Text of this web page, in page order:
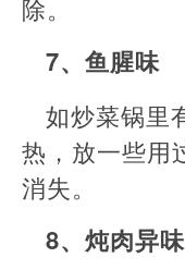
除。
7、鱼腥味
如炒菜锅里
热，放一些用
消失。
8、炖肉异味